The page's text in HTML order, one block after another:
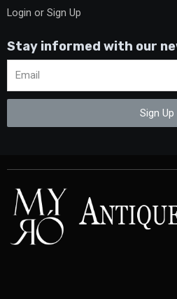
Login or Sign Up
Stay informed with our
Sign Up